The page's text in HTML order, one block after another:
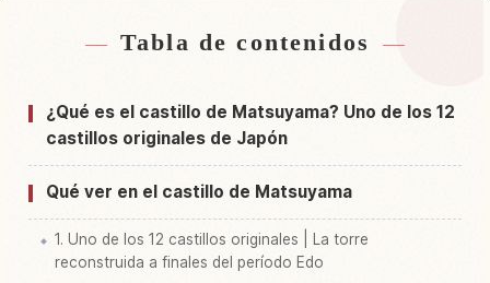
Buscar alojamiento cerca de Castillo
Buscar experiencias en Castillo Matsuyama
Tabla de contenidos
¿Qué es el castillo de Matsuyama? Uno de los 12
castillos originales de Japón
Qué ver en el castillo de Matsuyama
1. Uno de los 12 castillos originales | La torre
reconstruida a finales del período Edo